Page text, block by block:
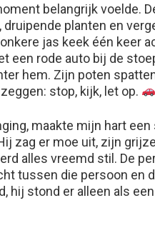
belangrijk voelde.
planten en
jas keek één keer
een rode auto bij de
hem. Zijn poten
stop, kijk, let op.
maakte mijn hart een
zag er moe uit, zijn
alles vreemd stil. De
tussen die persoon en
hij stond er alleen als